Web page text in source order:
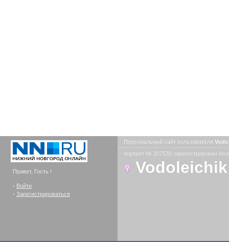
Привет, Гость !
- Войти
- Зарегистрироваться
Персональный сайт пользователя
портрет № 207530 зарегистрирован
Vodoleichik